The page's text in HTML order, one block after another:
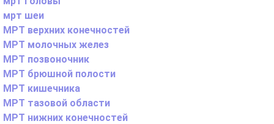
мрт шеи
МРТ верхних конечностей
МРТ молочных желез
МРТ позвоночник
МРТ брюшной полости
МРТ кишечника
МРТ тазовой области
МРТ нижних конечностей